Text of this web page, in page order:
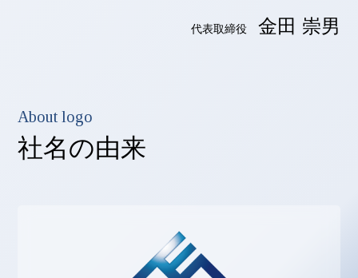
代表取締役 金田 崇男
About logo
社名の由来